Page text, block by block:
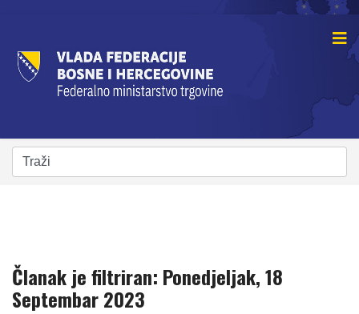
Članak je filtriran: Ponedjeljak, 18
Septembar 2023